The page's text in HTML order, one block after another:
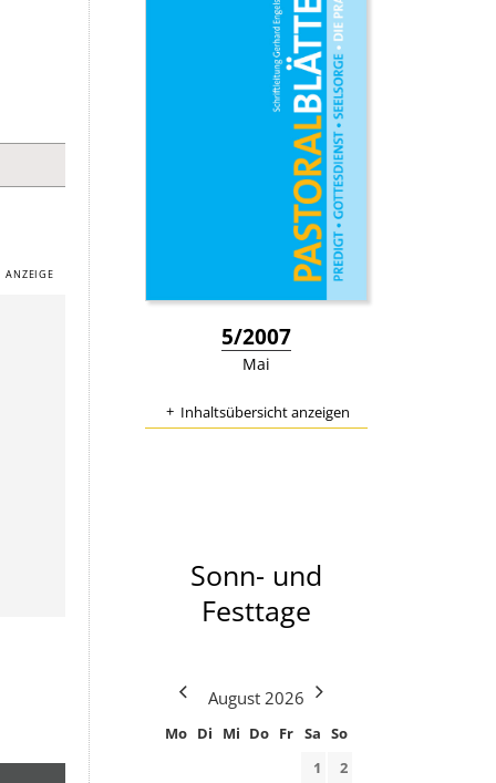
5/2007:
Mai
Inhaltsübersicht anzeigen
Sonn- und
Festtage
August 2026
Mo Di Mi Do Fr Sa So
1
2